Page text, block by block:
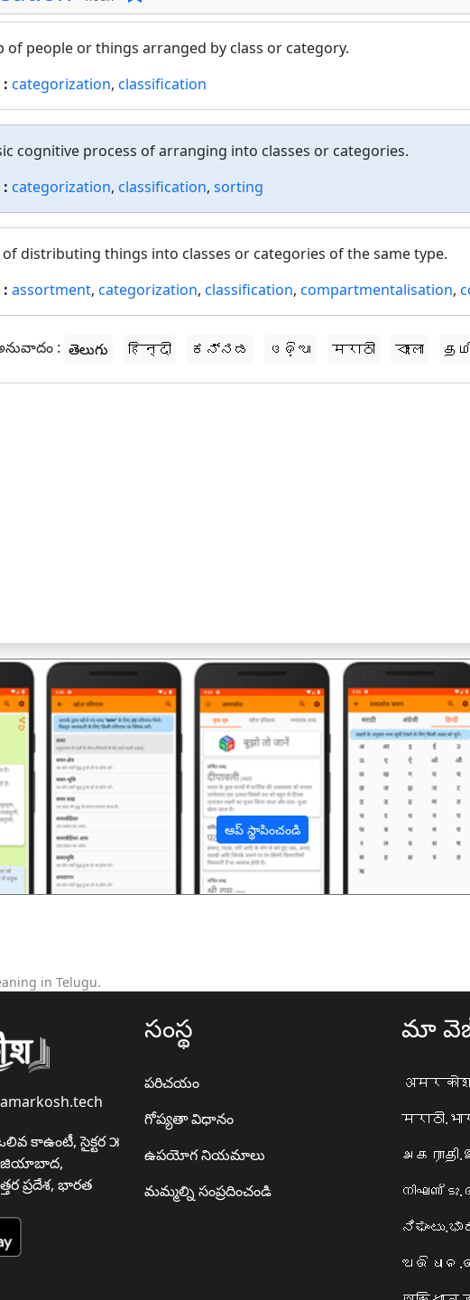
of people or things arranged by class or category.
categorization, classification
cognitive process of arranging into classes or categories.
categorization, classification, sorting
of distributing things into classes or categories of the same type.
assortment, categorization, classification, compartmentalisation,
: తెలుగు हिन्दी ಕನ್ನಡ ଓଡ଼ିଆ मराठी বাংলা
ఆప్ స్థాపించండి
in Telugu.
కాఉంటీ, సైక్టర ౫
ప్రదేశ, భారత
సంస్థ
పరిచయం
గోప్యతా విధానం
ఉపయోగ నియమాలు
మమ్మల్ని సంప్రదించండి
మా